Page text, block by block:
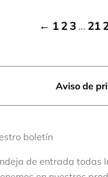
← 1 23 … 21
Aviso de
boletín
de entrada todas